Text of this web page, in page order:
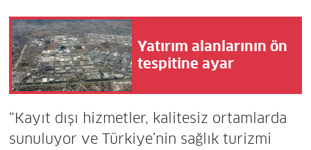
Yatırım alanlarının ön
tespitine ayar
“Kayıt dışı hizmetler, kalitesiz ortamlarda
sunuluyor ve Türkiye’nin sağlık turizmi